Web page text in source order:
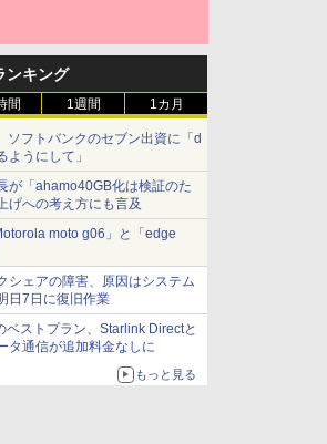
ンキング
間 1週間 1カ月
ソフトバンクのセブン出資に「d
ようにして」
が「ahamo40GB化は検証のた
げへの考え方にも言及
moto g06」と「edge
シェアの障害、原因はシステム
7日に復旧作業
ベストプラン、Starlink Directと
タ通信が追加料金なしに
もっと見る